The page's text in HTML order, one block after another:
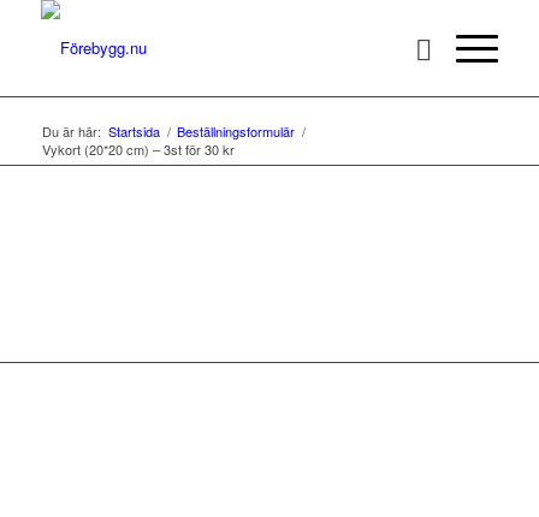
Du är här: Startsida / Beställningsformulär /
Vykort (20*20 cm) – 3st för 30 kr